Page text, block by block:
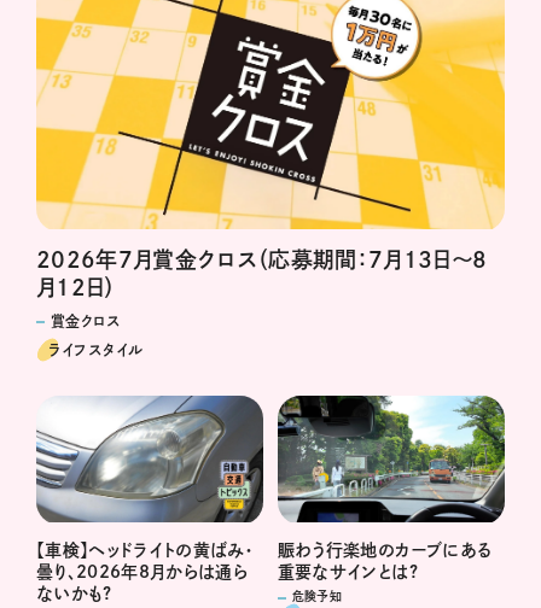
2026年7月賞金クロス（応募期間：7月13日～8
月12日）
賞金クロス
ライフスタイル
【車検】ヘッドライトの黄ばみ・
曇り、2026年8月からは通ら
ないかも?
賑わう行楽地のカーブにある
重要なサインとは?
危険予知